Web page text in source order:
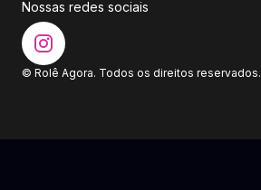
Nossas redes sociais
© Rolê Agora. Todos os direitos reservados.